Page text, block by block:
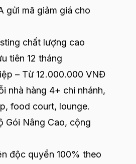
gửi mã giảm giá cho
chất lượng cao
tiên 12 tháng
– Từ 12.000.000 VNĐ
nhà hàng 4+ chi nhánh,
food court, lounge.
Gói Nâng Cao, cộng
độc quyền 100% theo